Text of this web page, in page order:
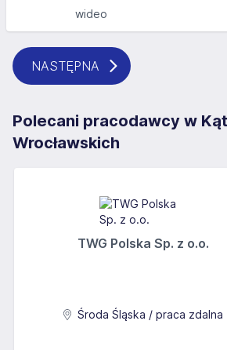
wideo
NASTĘPNA
Polecani pracodawcy w
Wrocławskich
TWG Polska Sp. z o.o.
Środa Śląska / praca zdalna